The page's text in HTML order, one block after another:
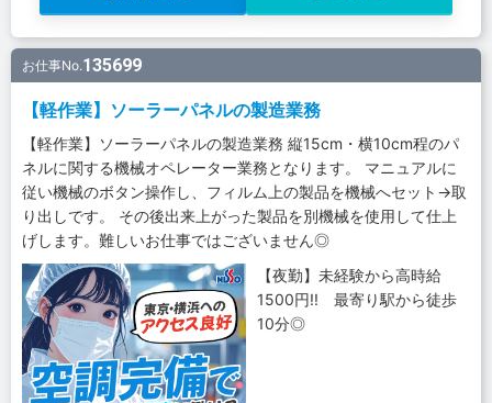
お仕事No.135699
【軽作業】ソーラーパネルの製造業務
【軽作業】ソーラーパネルの製造業務 縦15cm・横10cm程のパ
ネルに関する機械オペレーター業務となります。 マニュアルに
従い機械のボタン操作し、フィルム上の製品を機械へセット→取
り出しです。 その後出来上がった製品を別機械を使用して仕上
げします。難しいお仕事ではございません◎
【夜勤】未経験から高時給
1500円!! 最寄り駅から徒歩
10分◎